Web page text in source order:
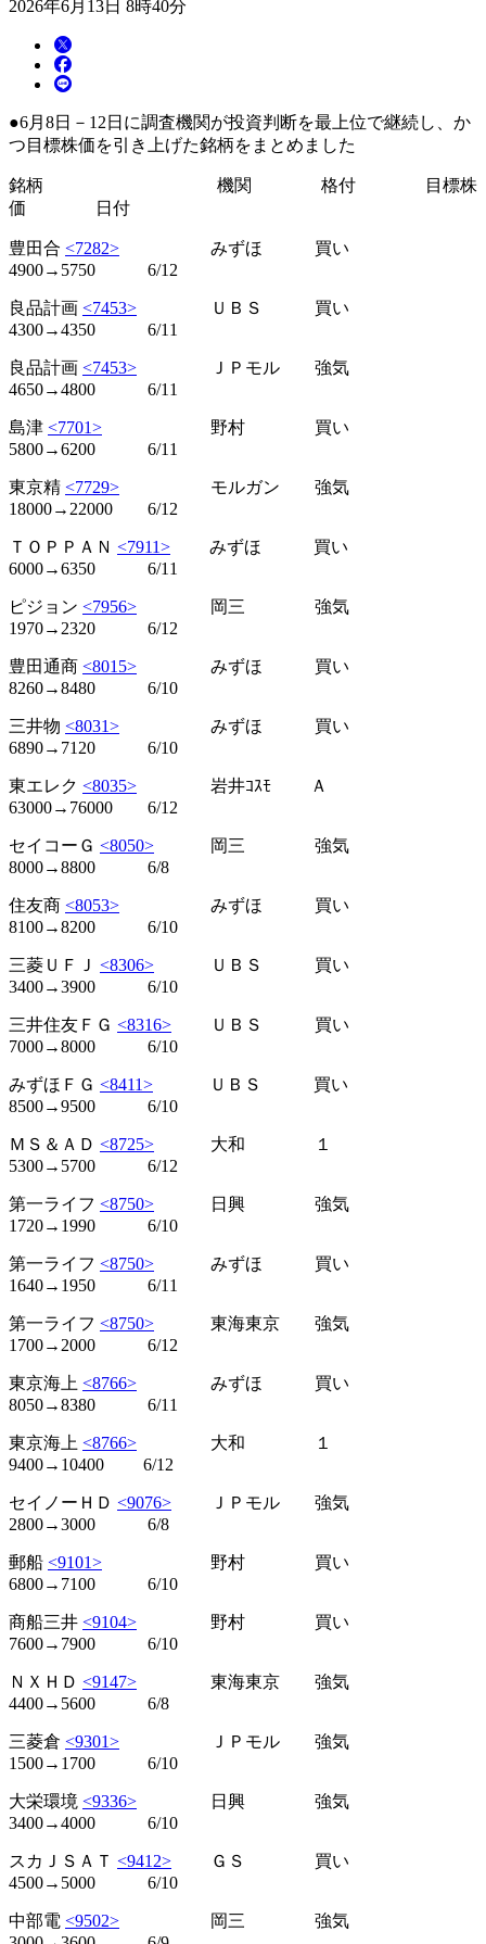
2026年6月13日 8時40分
●6月8日－12日に調査機関が投資判断を最上位で継続し、か
つ目標株価を引き上げた銘柄をまとめました
銘柄 機関 格付 目標株
価 日付
豊田合 <7282> みずほ 買い
4900→5750 6/12
良品計画 <7453> ＵＢＳ 買い
4300→4350 6/11
良品計画 <7453> ＪＰモル 強気
4650→4800 6/11
島津 <7701> 野村 買い
5800→6200 6/11
東京精 <7729> モルガン 強気
18000→22000 6/12
ＴＯＰＰＡＮ <7911> みずほ 買い
6000→6350 6/11
ピジョン <7956> 岡三 強気
1970→2320 6/12
豊田通商 <8015> みずほ 買い
8260→8480 6/10
三井物 <8031> みずほ 買い
6890→7120 6/10
東エレク <8035> 岩井ｺｽﾓ Ａ
63000→76000 6/12
セイコーＧ <8050> 岡三 強気
8000→8800 6/8
住友商 <8053> みずほ 買い
8100→8200 6/10
三菱ＵＦＪ <8306> ＵＢＳ 買い
3400→3900 6/10
三井住友ＦＧ <8316> ＵＢＳ 買い
7000→8000 6/10
みずほＦＧ <8411> ＵＢＳ 買い
8500→9500 6/10
ＭＳ＆ＡＤ <8725> 大和 １
5300→5700 6/12
第一ライフ <8750> 日興 強気
1720→1990 6/10
第一ライフ <8750> みずほ 買い
1640→1950 6/11
第一ライフ <8750> 東海東京 強気
1700→2000 6/12
東京海上 <8766> みずほ 買い
8050→8380 6/11
東京海上 <8766> 大和 １
9400→10400 6/12
セイノーＨＤ <9076> ＪＰモル 強気
2800→3000 6/8
郵船 <9101> 野村 買い
6800→7100 6/10
商船三井 <9104> 野村 買い
7600→7900 6/10
ＮＸＨＤ <9147> 東海東京 強気
4400→5600 6/8
三菱倉 <9301> ＪＰモル 強気
1500→1700 6/10
大栄環境 <9336> 日興 強気
3400→4000 6/10
スカＪＳＡＴ <9412> ＧＳ 買い
4500→5000 6/10
中部電 <9502> 岡三 強気